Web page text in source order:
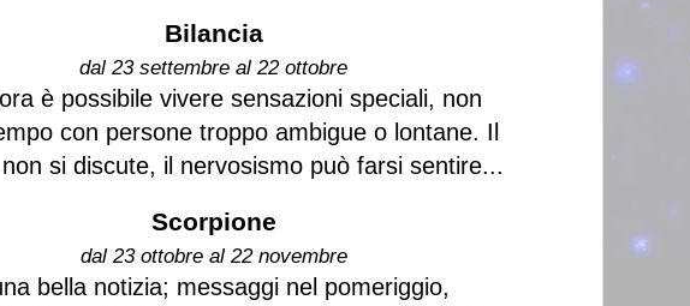
Bilancia
dal 23 settembre al 22 ottobre
è possibile vivere sensazioni speciali, non
con persone troppo ambigue o lontane. Il
si discute, il nervosismo può farsi sentire...
Scorpione
dal 23 ottobre al 22 novembre
bella notizia; messaggi nel pomeriggio,